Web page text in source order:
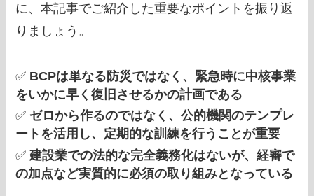
に、本記事でご紹介した重要なポイントを振り返
りましょう。
✅ BCPは単なる防災ではなく、緊急時に中核事業
をいかに早く復旧させるかの計画である
✅ ゼロから作るのではなく、公的機関のテンプレ
ートを活用し、定期的な訓練を行うことが重要
✅建設業での法的な完全義務化はないが、経審で
の加点など実質的に必須の取り組みとなっている